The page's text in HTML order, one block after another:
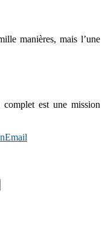
manières, mais l’une
est une mission
Email